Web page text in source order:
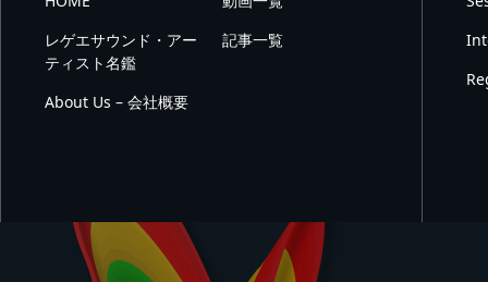
レゲエサウンド・アー
ティスト名鑑
記事一覧
About Us – 会社概要